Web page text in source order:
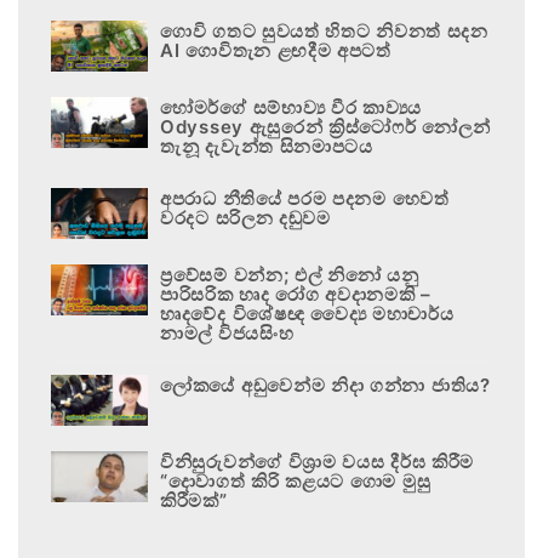
ගොවි ගතට සුවයත් හිතට නිවනත් සදන
AI ගොවිතැන ළඟදීම අපටත්
හෝමර්ගේ සම්භාව්‍ය වීර කාව්‍යය
Odyssey ඇසුරෙන් ක්‍රිස්ටෝෆර් නෝලන්
තැනූ දැවැන්ත සිනමාපටය
අපරාධ නීතියේ පරම පදනම හෙවත්
වරදට සරිලන දඬුවම
ප්‍රවේසම් වන්න; එල් නිනෝ යනු
පාරිසරික හෘද රෝග අවදානමකි –
හෘදවේද විශේෂඥ වෛද්‍ය මහාචාර්ය
නාමල් විජයසිංහ
ලෝකයේ අඩුවෙන්ම නිදා ගන්නා ජාතිය?
විනිසුරුවන්ගේ විශ්‍රාම වයස දීර්ඝ කිරීම
“දොවාගත් කිරි කළයට ගොම මුසු
කිරීමක්”